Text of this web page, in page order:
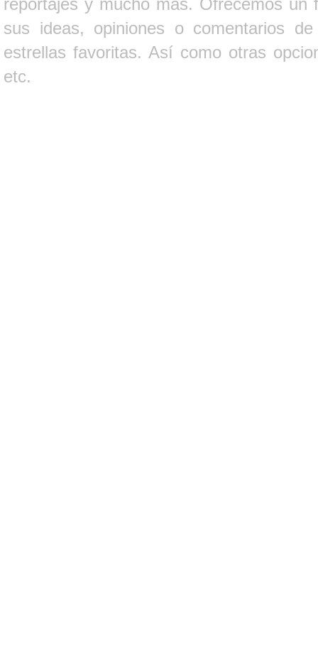
sus ideas, opiniones o comentarios
estrellas favoritas. Así como otras
etc.